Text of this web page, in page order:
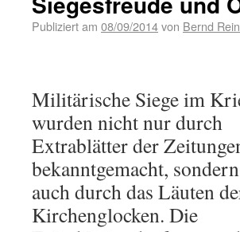
Publiziert am 08/09/2014von Bernd
Militärische Siege im
wurden nicht nur durch
Extrablätter der
bekanntgemacht, sondern
auch durch das Läuten
Kirchenglocken. Die